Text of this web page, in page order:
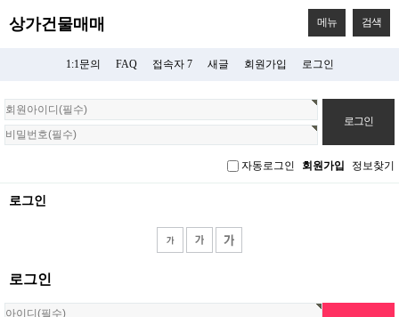
상가건물매매 메뉴 검색
1:1문의 FAQ 접속자 7 새글 회원가입 로그인
회
원
로
자동로그인 회원가입 정보찾기
로그인
로그인